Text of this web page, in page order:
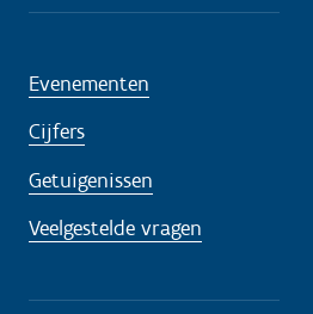
Evenementen
Cijfers
Getuigenissen
Veelgestelde vragen